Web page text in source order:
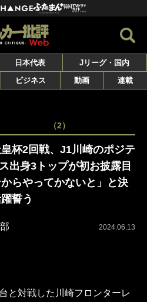
日本代表
Jリーグ・国内
ビジネス 動画 連載
（2）
皇杯2回戦、J1川崎のポジテ
出身3トップが初お披露目
らやってかないと」と決
誓う
2024.06.13
と対戦した川崎フロンターレ